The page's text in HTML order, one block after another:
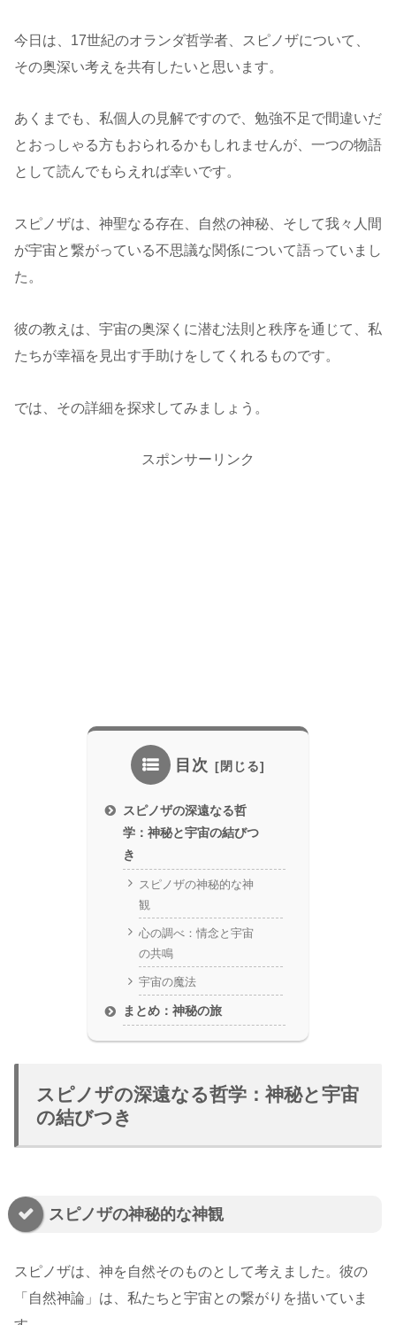
今日は、17世紀のオランダ哲学者、スピノザについて、
その奥深い考えを共有したいと思います。
あくまでも、私個人の見解ですので、勉強不足で間違いだ
とおっしゃる方もおられるかもしれませんが、一つの物語
として読んでもらえれば幸いです。
スピノザは、神聖なる存在、自然の神秘、そして我々人間
が宇宙と繋がっている不思議な関係について語っていまし
た。
彼の教えは、宇宙の奥深くに潜む法則と秩序を通じて、私
たちが幸福を見出す手助けをしてくれるものです。
では、その詳細を探求してみましょう。
スポンサーリンク
目次
スピノザの深遠なる哲
学：神秘と宇宙の結びつ
き
スピノザの神秘的な神
観
心の調べ：情念と宇宙
の共鳴
宇宙の魔法
まとめ：神秘の旅
スピノザの深遠なる哲学：神秘と宇宙
の結びつき
スピノザの神秘的な神観
スピノザは、神を自然そのものとして考えました。彼の
「自然神論」は、私たちと宇宙との繋がりを描いていま